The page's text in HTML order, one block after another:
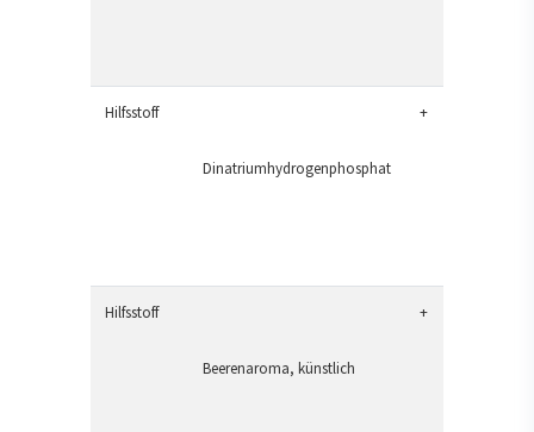
Hilfsstoff
Dinatriumhydrogenphosphat
+
Hilfsstoff
Beerenaroma, künstlich
+